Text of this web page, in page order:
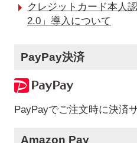
クレジットカード本人
2.0」導入について
PayPay決済
PayPayでご注文時に決済
Amazon Pay